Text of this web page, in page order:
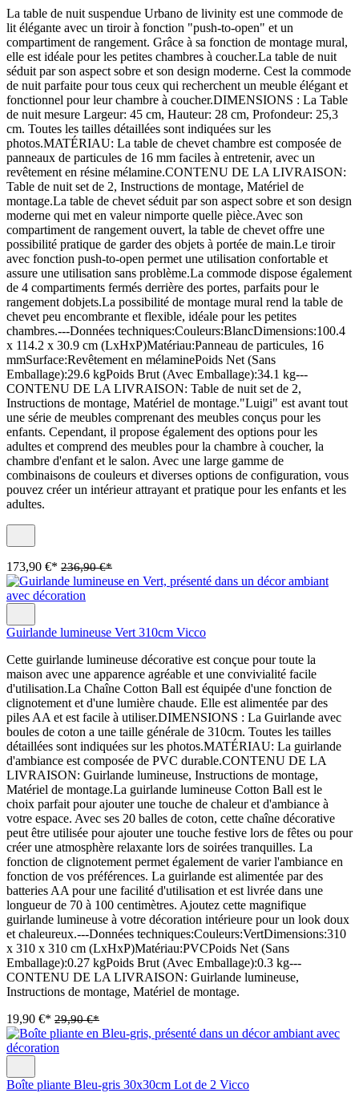
La table de nuit suspendue Urbano de livinity est une commode de
lit élégante avec un tiroir à fonction "push-to-open" et un
compartiment de rangement. Grâce à sa fonction de montage mural,
elle est idéale pour les petites chambres à coucher.La table de nuit
séduit par son aspect sobre et son design moderne. Cest la commode
de nuit parfaite pour tous ceux qui recherchent un meuble élégant et
fonctionnel pour leur chambre à coucher.DIMENSIONS : La Table
de nuit mesure Largeur: 45 cm, Hauteur: 28 cm, Profondeur: 25,3
cm. Toutes les tailles détaillées sont indiquées sur les
photos.MATÉRIAU: La table de chevet chambre est composée de
panneaux de particules de 16 mm faciles à entretenir, avec un
revêtement en résine mélamine.CONTENU DE LA LIVRAISON:
Table de nuit set de 2, Instructions de montage, Matériel de
montage.La table de chevet séduit par son aspect sobre et son design
moderne qui met en valeur nimporte quelle pièce.Avec son
compartiment de rangement ouvert, la table de chevet offre une
possibilité pratique de garder des objets à portée de main.Le tiroir
avec fonction push-to-open permet une utilisation confortable et
assure une utilisation sans problème.La commode dispose également
de 4 compartiments fermés derrière des portes, parfaits pour le
rangement dobjets.La possibilité de montage mural rend la table de
chevet peu encombrante et flexible, idéale pour les petites
chambres.---Données techniques:Couleurs:BlancDimensions:100.4
x 114.2 x 30.9 cm (LxHxP)Matériau:Panneau de particules, 16
mmSurface:Revêtement en mélaminePoids Net (Sans
Emballage):29.6 kgPoids Brut (Avec Emballage):34.1 kg---
CONTENU DE LA LIVRAISON: Table de nuit set de 2,
Instructions de montage, Matériel de montage."Luigi" est avant tout
une série de meubles comprenant des meubles conçus pour les
enfants. Cependant, il propose également des options pour les
adultes et comprend des meubles pour la chambre à coucher, la
chambre d'enfant et le salon. Avec une large gamme de
combinaisons de couleurs et diverses options de configuration, vous
pouvez créer un intérieur attrayant et pratique pour les enfants et les
adultes.
173,90 €* 236,90 €*
Guirlande lumineuse Vert 310cm Vicco
Cette guirlande lumineuse décorative est conçue pour toute la
maison avec une apparence agréable et une convivialité facile
d'utilisation.La Chaîne Cotton Ball est équipée d'une fonction de
clignotement et d'une lumière chaude. Elle est alimentée par des
piles AA et est facile à utiliser.DIMENSIONS : La Guirlande avec
boules de coton a une taille générale de 310cm. Toutes les tailles
détaillées sont indiquées sur les photos.MATÉRIAU: La guirlande
d'ambiance est composée de PVC durable.CONTENU DE LA
LIVRAISON: Guirlande lumineuse, Instructions de montage,
Matériel de montage.La guirlande lumineuse Cotton Ball est le
choix parfait pour ajouter une touche de chaleur et d'ambiance à
votre espace. Avec ses 20 balles de coton, cette chaîne décorative
peut être utilisée pour ajouter une touche festive lors de fêtes ou pour
créer une atmosphère relaxante lors de soirées tranquilles. La
fonction de clignotement permet également de varier l'ambiance en
fonction de vos préférences. La guirlande est alimentée par des
batteries AA pour une facilité d'utilisation et est livrée dans une
longueur de 70 à 100 centimètres. Ajoutez cette magnifique
guirlande lumineuse à votre décoration intérieure pour un look doux
et chaleureux.---Données techniques:Couleurs:VertDimensions:310
x 310 x 310 cm (LxHxP)Matériau:PVCPoids Net (Sans
Emballage):0.27 kgPoids Brut (Avec Emballage):0.3 kg---
CONTENU DE LA LIVRAISON: Guirlande lumineuse,
Instructions de montage, Matériel de montage.
19,90 €* 29,90 €*
Boîte pliante Bleu-gris 30x30cm Lot de 2 Vicco